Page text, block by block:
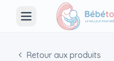
Retour aux produits